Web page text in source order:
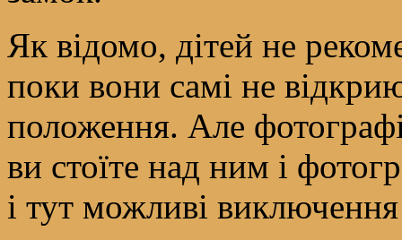
Як відомо, дітей не
поки вони самі не
положення. Але
ви стоїте над ним і
і тут можливі